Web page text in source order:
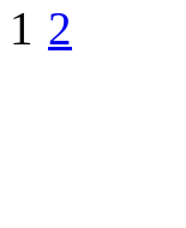
1 2